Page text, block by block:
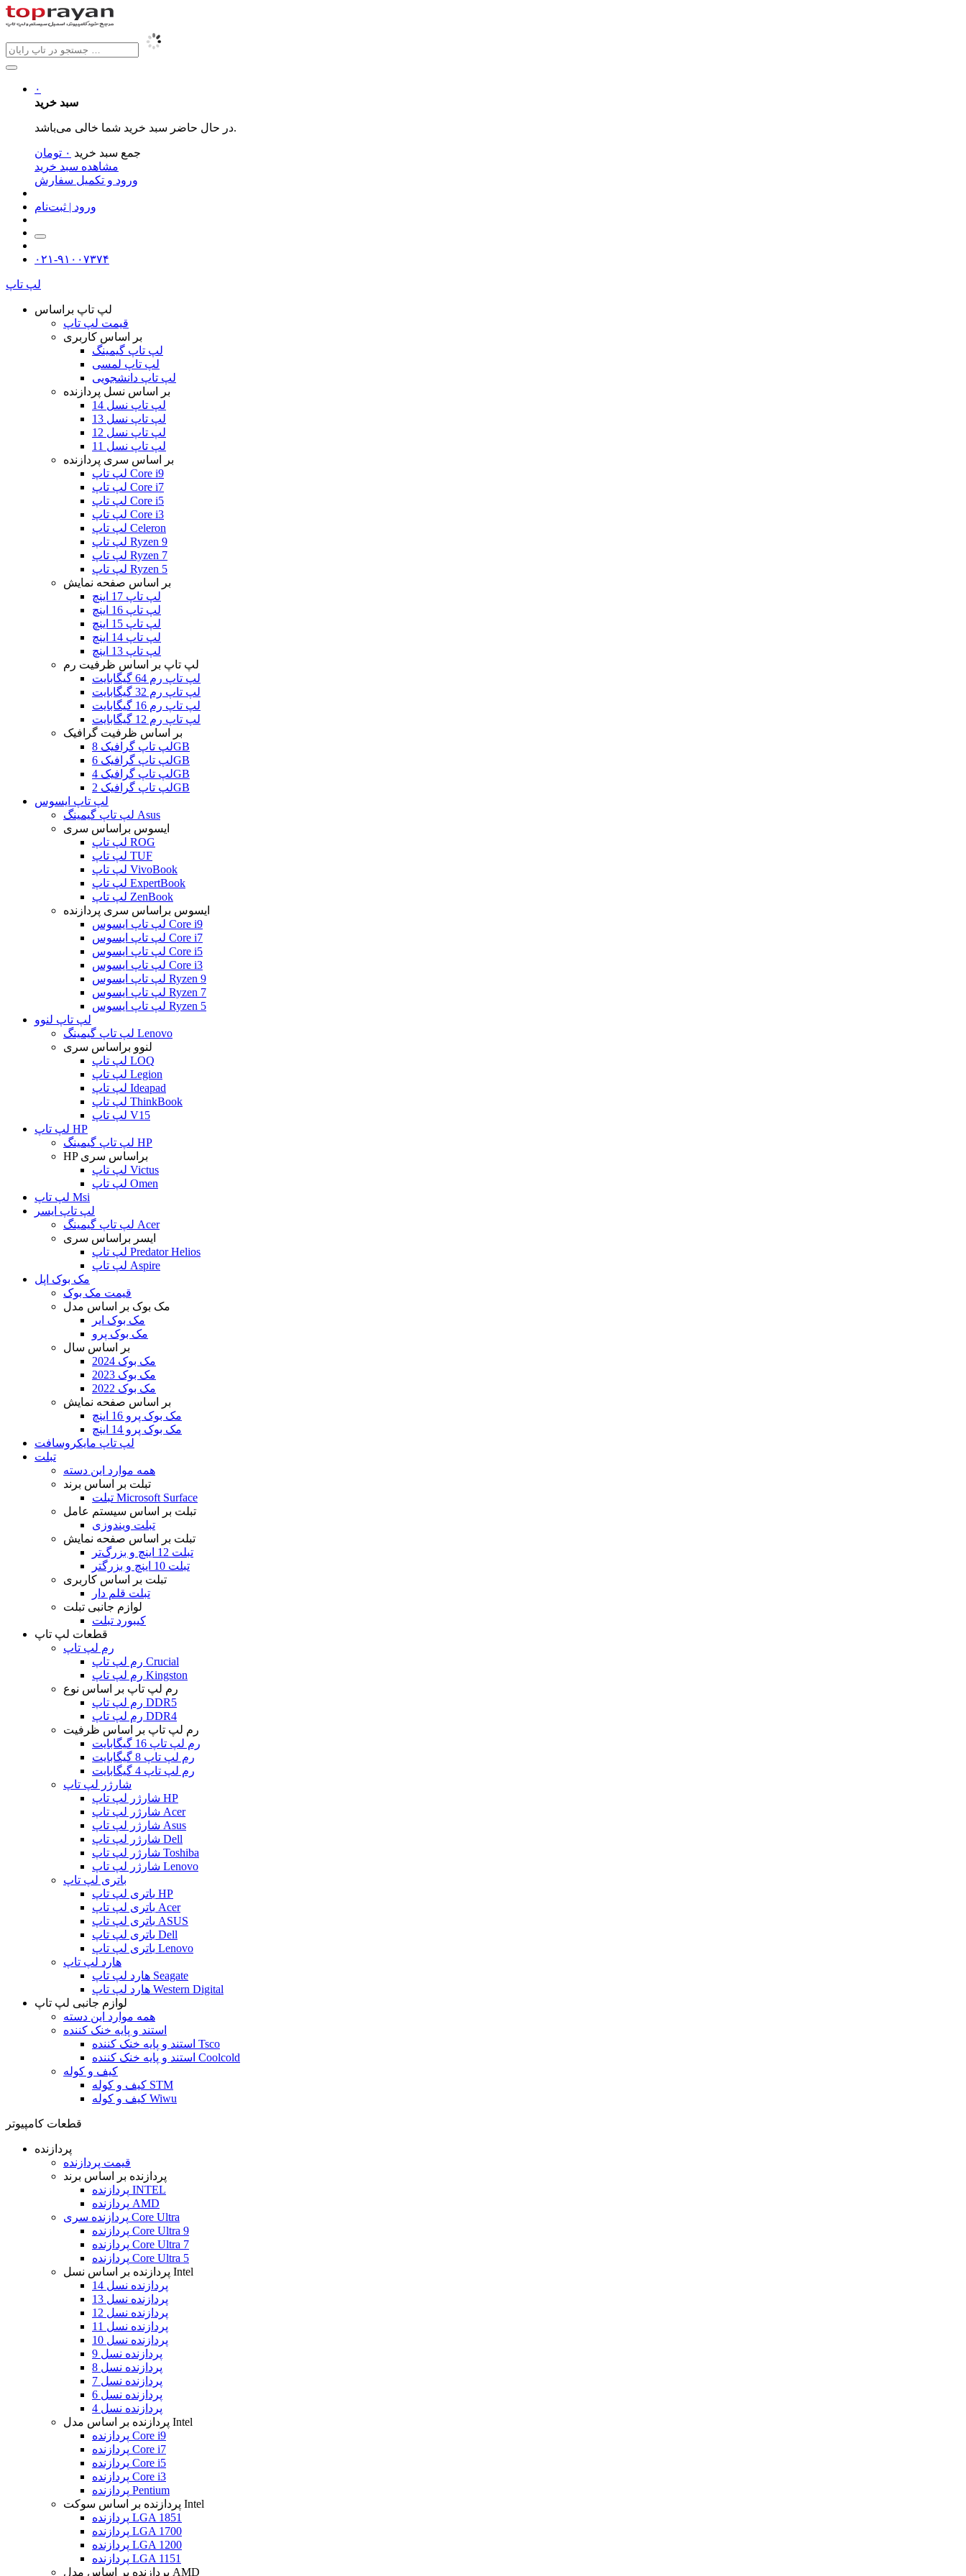
۰
سبد خرید
در حال حاضر سبد خرید شما خالی می‌باشد.
جمع سبد خرید ۰ تومان
مشاهده سبد خرید
ورود و تکمیل سفارش
ورود | ثبت‌نام
۰۲۱-۹۱۰۰۷۳۷۴
لپ تاپ
لپ تاپ براساس
قیمت لپ تاپ
بر اساس کاربری
لپ تاپ گیمینگ
لپ تاپ لمسی
لپ تاپ دانشجویی
بر اساس نسل پردازنده
لپ تاپ نسل 14
لپ تاپ نسل 13
لپ تاپ نسل 12
لپ تاپ نسل 11
بر اساس سری پردازنده
لپ تاپ Core i9
لپ تاپ Core i7
لپ تاپ Core i5
لپ تاپ Core i3
لپ تاپ Celeron
لپ تاپ Ryzen 9
لپ تاپ Ryzen 7
لپ تاپ Ryzen 5
بر اساس صفحه نمایش
لپ تاپ 17 اینچ
لپ تاپ 16 اینچ
لپ تاپ 15 اینچ
لپ تاپ 14 اینچ
لپ تاپ 13 اینچ
لپ تاپ بر اساس ظرفیت رم
لپ تاپ رم 64 گیگابایت
لپ تاپ رم 32 گیگابایت
لپ تاپ رم 16 گیگابایت
لپ تاپ رم 12 گیگابایت
بر اساس ظرفیت گرافیک
لپ تاپ گرافیک 8GB
لپ تاپ گرافیک 6GB
لپ تاپ گرافیک 4GB
لپ تاپ گرافیک 2GB
لپ تاپ ایسوس
لپ تاپ گیمینگ Asus
ایسوس براساس سری
لپ تاپ ROG
لپ تاپ TUF
لپ تاپ VivoBook
لپ تاپ ExpertBook
لپ تاپ ZenBook
ایسوس براساس سری پردازنده
لپ تاپ ایسوس Core i9
لپ تاپ ایسوس Core i7
لپ تاپ ایسوس Core i5
لپ تاپ ایسوس Core i3
لپ تاپ ایسوس Ryzen 9
لپ تاپ ایسوس Ryzen 7
لپ تاپ ایسوس Ryzen 5
لپ تاپ لنوو
لپ تاپ گیمینگ Lenovo
لنوو براساس سری
لپ تاپ LOQ
لپ تاپ Legion
لپ تاپ Ideapad
لپ تاپ ThinkBook
لپ تاپ V15
لپ تاپ HP
لپ تاپ گیمینگ HP
HP براساس سری
لپ تاپ Victus
لپ تاپ Omen
لپ تاپ Msi
لپ تاپ ایسر
لپ تاپ گیمینگ Acer
ایسر براساس سری
لپ تاپ Predator Helios
لپ تاپ Aspire
مک بوک اپل
قیمت مک بوک
مک بوک بر اساس مدل
مک بوک ایر
مک بوک پرو
بر اساس سال
مک بوک 2024
مک بوک 2023
مک بوک 2022
بر اساس صفحه نمایش
مک بوک پرو 16 اینچ
مک بوک پرو 14 اینچ
لپ تاپ مایکروسافت
تبلت
همه موارد این دسته
تبلت بر اساس برند
تبلت Microsoft Surface
تبلت بر اساس سیستم عامل
تبلت ویندوزی
تبلت بر اساس صفحه نمایش
تبلت 12 اینچ و بزرگ‌تر
تبلت 10 اینچ و بزرگتر
تبلت بر اساس کاربری
تبلت قلم دار
لوازم جانبی تبلت
کیبورد تبلت
قطعات لپ تاپ
رم لپ تاپ
رم لپ تاپ Crucial
رم لپ تاپ Kingston
رم لپ تاپ بر اساس نوع
رم لپ تاپ DDR5
رم لپ تاپ DDR4
رم لپ تاپ بر اساس ظرفیت
رم لپ تاپ 16 گیگابایت
رم لپ تاپ 8 گیگابایت
رم لپ تاپ 4 گیگابایت
شارژر لپ تاپ
شارژر لپ تاپ HP
شارژر لپ تاپ Acer
شارژر لپ تاپ Asus
شارژر لپ تاپ Dell
شارژر لپ تاپ Toshiba
شارژر لپ تاپ Lenovo
باتری لپ تاپ
باتری لپ تاپ HP
باتری لپ تاپ Acer
باتری لپ تاپ ASUS
باتری لپ تاپ Dell
باتری لپ تاپ Lenovo
هارد لپ تاپ
هارد لپ تاپ Seagate
هارد لپ تاپ Western Digital
لوازم جانبی لپ تاپ
همه موارد این دسته
استند و پایه خنک کننده
استند و پایه خنک کننده Tsco
استند و پایه خنک کننده Coolcold
کیف و کوله
کیف و کوله STM
کیف و کوله Wiwu
قطعات کامپیوتر
پردازنده
قیمت پردازنده
پردازنده بر اساس برند
پردازنده INTEL
پردازنده AMD
پردازنده سری Core Ultra
پردازنده Core Ultra 9
پردازنده Core Ultra 7
پردازنده Core Ultra 5
پردازنده بر اساس نسل Intel
پردازنده نسل 14
پردازنده نسل 13
پردازنده نسل 12
پردازنده نسل 11
پردازنده نسل 10
پردازنده نسل 9
پردازنده نسل 8
پردازنده نسل 7
پردازنده نسل 6
پردازنده نسل 4
پردازنده بر اساس مدل Intel
پردازنده Core i9
پردازنده Core i7
پردازنده Core i5
پردازنده Core i3
پردازنده Pentium
پردازنده بر اساس سوکت Intel
پردازنده LGA 1851
پردازنده LGA 1700
پردازنده LGA 1200
پردازنده LGA 1151
پردازنده بر اساس مدل AMD